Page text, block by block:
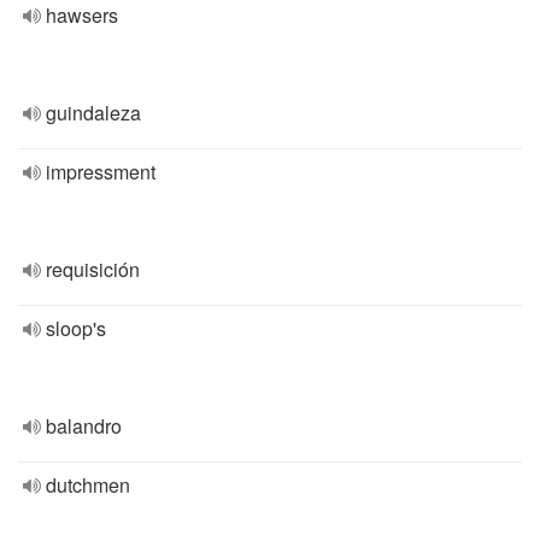
hawsers
guindaleza
impressment
requisición
sloop's
balandro
dutchmen